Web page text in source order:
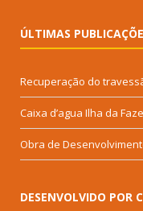
ÚLTIMAS
Recuperação do
Caixa d’agua Ilha da
Obra de
DESENVOLVIDO POR